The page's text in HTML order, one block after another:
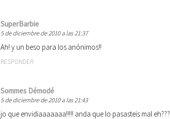
SuperBarbie
5 de diciembre de 2010 a las 21:37
Ah! y un beso para los anónimos!!
RESPONDER
Sommes Démodé
5 de diciembre de 2010 a las 21:43
jo que envidiaaaaaaa!!!!! anda que lo pasasteis mal eh???